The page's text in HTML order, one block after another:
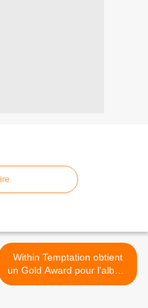
Within Temptation obtient
un Gold Award pour l'album
"The Unforgiving" >